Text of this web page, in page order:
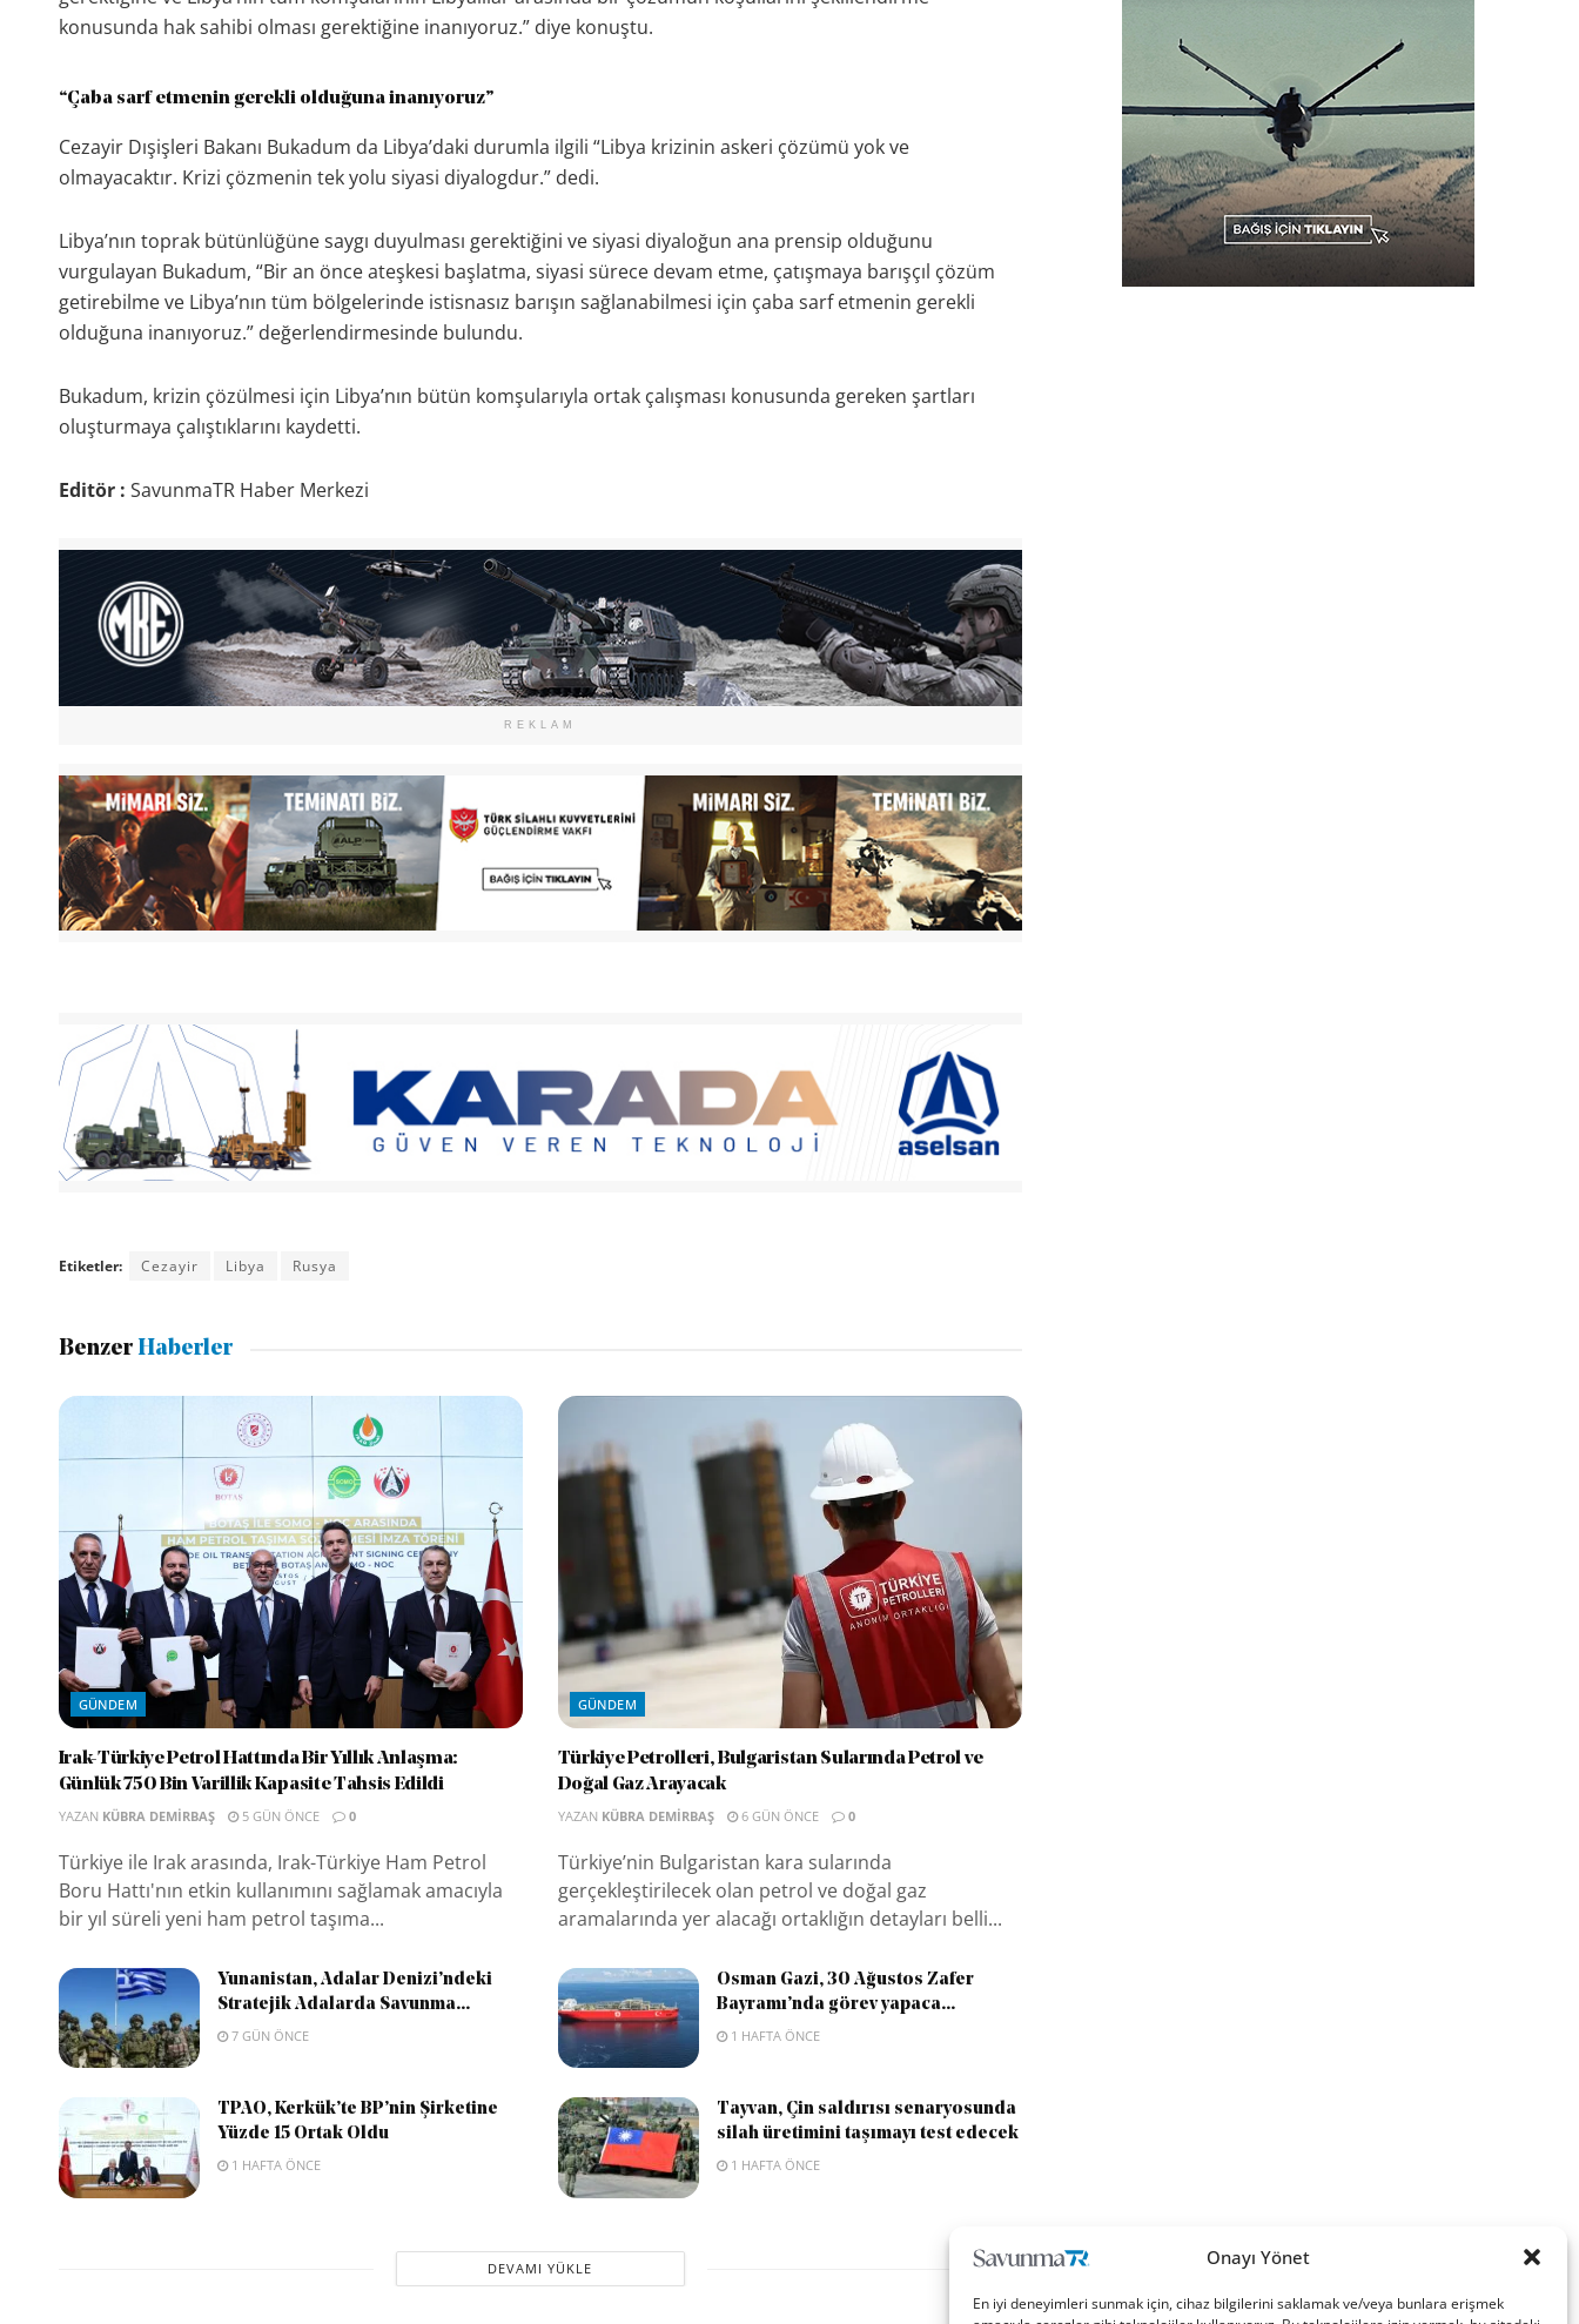
Onayı Yönet
En iyi deneyimleri sunmak için, cihaz bilgilerini saklamak ve/veya bunlara erişmek
konusunda hak sahibi olması gerektiğine inanıyoruz.” diye konuştu.
“Çaba sarf etmenin gerekli olduğuna inanıyoruz”
Cezayir Dışişleri Bakanı Bukadum da Libya’daki durumla ilgili “Libya krizinin askeri çözümü yok ve
olmayacaktır. Krizi çözmenin tek yolu siyasi diyalogdur.” dedi.
Libya’nın toprak bütünlüğüne saygı duyulması gerektiğini ve siyasi diyaloğun ana prensip olduğunu
vurgulayan Bukadum, “Bir an önce ateşkesi başlatma, siyasi sürece devam etme, çatışmaya barışçıl çözüm
getirebilme ve Libya’nın tüm bölgelerinde istisnasız barışın sağlanabilmesi için çaba sarf etmenin gerekli
olduğuna inanıyoruz.” değerlendirmesinde bulundu.
Bukadum, krizin çözülmesi için Libya’nın bütün komşularıyla ortak çalışması konusunda gereken şartları
oluşturmaya çalıştıklarını kaydetti.
Editör : SavunmaTR Haber Merkezi
REKLAM
Etiketler: Cezayir Libya Rusya
BenzerHaberler
GÜNDEM
Irak-Türkiye Petrol Hattında Bir Yıllık Anlaşma:
Günlük 750 Bin Varillik Kapasite Tahsis Edildi
YAZAN KÜBRA DEMIRBAŞ 5 GÜN ÖNCE 0
Türkiye ile Irak arasında, Irak-Türkiye Ham Petrol
Boru Hattı'nın etkin kullanımını sağlamak amacıyla
bir yıl süreli yeni ham petrol taşıma...
GÜNDEM
Türkiye Petrolleri, Bulgaristan Sularında Petrol ve
Doğal Gaz Arayacak
YAZAN KÜBRA DEMIRBAŞ 6 GÜN ÖNCE 0
Türkiye’nin Bulgaristan kara sularında
gerçekleştirilecek olan petrol ve doğal gaz
aramalarında yer alacağı ortaklığın detayları belli...
Yunanistan, Adalar Denizi’ndeki
Stratejik Adalarda Savunma...
7 GÜN ÖNCE
Osman Gazi, 30 Ağustos Zafer
Bayramı’nda görev yapaca...
1 HAFTA ÖNCE
TPAO, Kerkük’te BP’nin Şirketine
Yüzde 15 Ortak Oldu
1 HAFTA ÖNCE
Tayvan, Çin saldırısı senaryosunda
silah üretimini taşımayı test edecek
1 HAFTA ÖNCE
DEVAMI YÜKLE